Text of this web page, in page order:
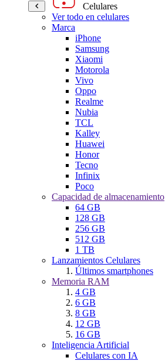
Celulares
Ver todo en celulares
Marca
iPhone
Samsung
Xiaomi
Motorola
Vivo
Oppo
Realme
Nubia
TCL
Kalley
Huawei
Honor
Tecno
Infinix
Poco
Capacidad de almacenamiento
64 GB
128 GB
256 GB
512 GB
1 TB
Lanzamientos Celulares
Últimos smartphones
Memoria RAM
4 GB
6 GB
8 GB
12 GB
16 GB
Inteligencia Artificial
Celulares con IA